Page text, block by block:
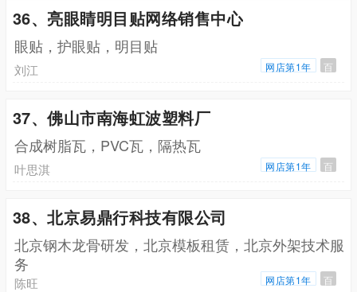
36、亮眼睛明目贴网络销售中心
眼贴，护眼贴，明目贴
刘江 网店第1年 百
37、佛山市南海虹波塑料厂
合成树脂瓦，PVC瓦，隔热瓦
叶思淇 网店第1年 百
38、北京易鼎行科技有限公司
北京钢木龙骨研发，北京模板租赁，北京外架技术服
务
陈旺 网店第1年 百